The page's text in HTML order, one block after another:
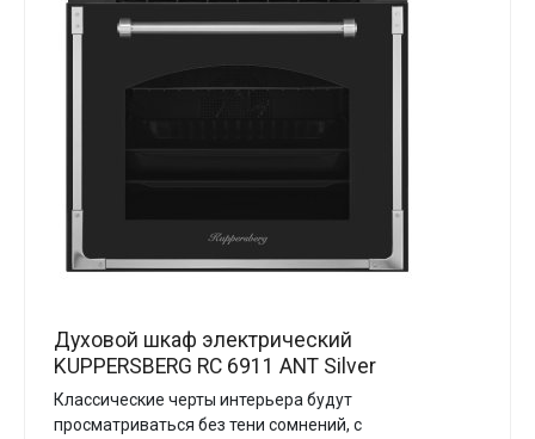
Духовой шкаф электрический
KUPPERSBERG RC 6911 ANT Silver
Классические черты интерьера будут
просматриваться без тени сомнений, с